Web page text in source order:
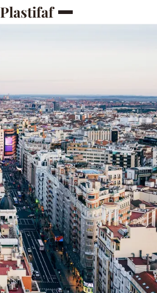
Plastifaf